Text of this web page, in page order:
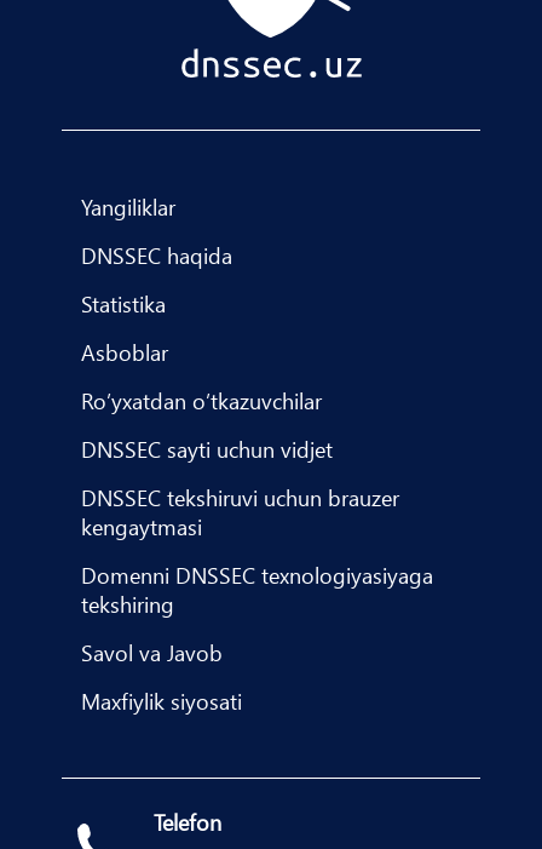
Yangiliklar
DNSSEC haqida
Statistika
Asboblar
Roʼyxatdan oʼtkazuvchilar
DNSSEC sayti uchun vidjet
DNSSEC tekshiruvi uchun brauzer
kengaytmasi
Domenni DNSSEC texnologiyasiyaga
tekshiring
Savol va Javob
Maxfiylik siyosati
Telefon